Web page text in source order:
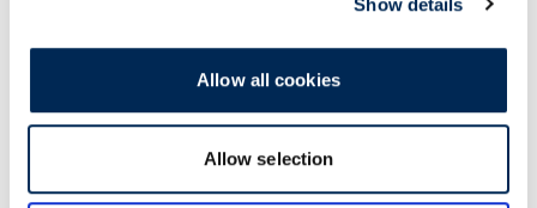
Allow all cookies
Allow selection
します。